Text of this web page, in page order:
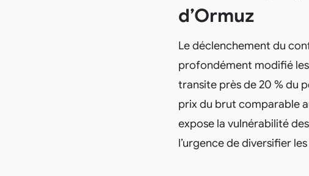
d’Ormuz
Le déclenchement du
profondément modifié
transite près de 20 % du
prix du brut comparable
expose la vulnérabilité
l’urgence de diversifier